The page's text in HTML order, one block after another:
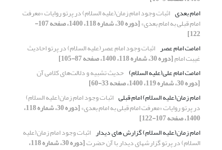
امام بعدی اثبات وجود امام زمان(علیه السلام) در پرتو روایات «معرفت
امام قبلی به امام بعدی» [دوره 30، شماره 118، 1400، صفحه 107-
122]
امامت امام عصر اثبات وجود امام عصر(علیه السلام) در پرتو احادیث
غیبت امام[دوره 30، شماره 118، 1400، صفحه 87-105]
امامت امام علی(علیه السلام) حدیث تشبیه و دلالت‌های کلامی آن
[دوره 30، شماره 119، 1400، صفحه 33-60]
امام زمان(علیه السلام) امام قبلی اثبات وجود امام زمان(علیه السلام)
در پرتو روایات «معرفت امام قبلی به امام بعدی» [دوره 30، شماره 118،
1400، صفحه 107-122]
امام زمان(علیه السلام) گزارش های دیدار اثبات وجود امام زمان(علیه
السلام) در پرتو گزارش‎های دیدار با آن حضرت [دوره 30، شماره 118،